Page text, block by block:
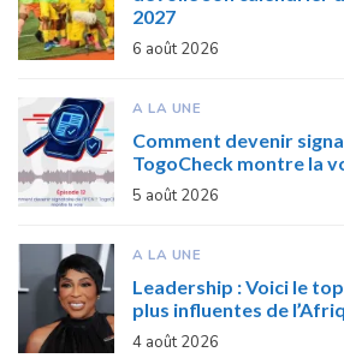
2027
6 août 2026
A LA UNE
Comment devenir
TogoCheck montre la
5 août 2026
A LA UNE
Leadership : Voici le
plus influentes de
4 août 2026